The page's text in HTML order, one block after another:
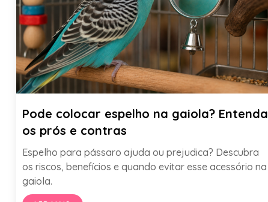
Pode colocar espelho na gaiola? Entenda
os prós e contras
Espelho para pássaro ajuda ou prejudica? Descubra
os riscos, benefícios e quando evitar esse acessório na
gaiola.